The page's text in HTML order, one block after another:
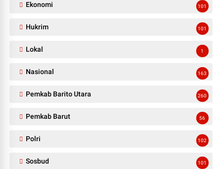
Ekonomi 101
Hukrim 101
Lokal 1
Nasional 163
Pemkab Barito Utara 260
Pemkab Barut 56
Polri 102
Sosbud 101